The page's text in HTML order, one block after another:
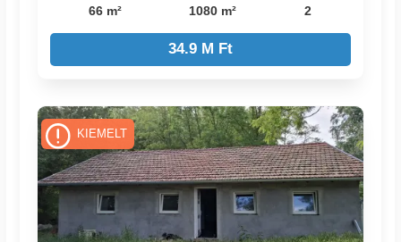
66 m² 1080 m² 2
34.9 M Ft
KIEMELT